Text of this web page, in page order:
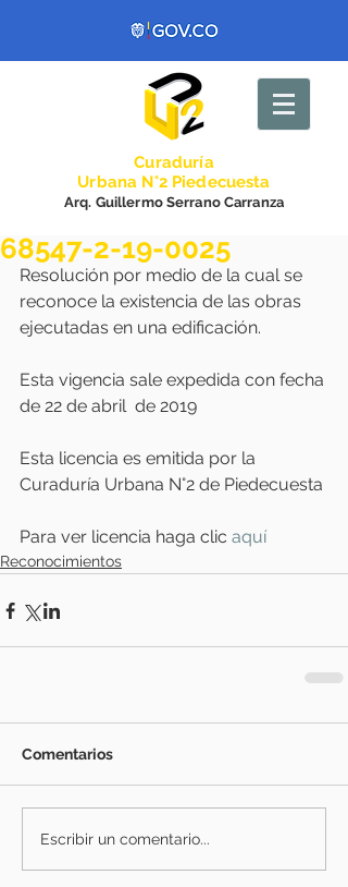
Curaduría
Urbana N°2 Piedecuesta
Arq. Guillermo Serrano Carranza
68547-2-19-0025
Resolución por medio de la cual se
reconoce la existencia de las obras
ejecutadas en una edificación.
Esta vigencia sale expedida con fecha
de 22 de abril  de 2019
Esta licencia es emitida por la
Curaduría Urbana N°2 de Piedecuesta
Para ver licencia haga clic aquí
Reconocimientos
Comentarios
Escribir un comentario...